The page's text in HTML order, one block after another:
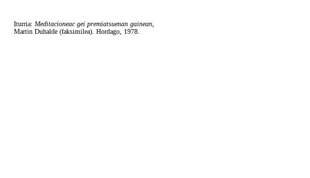
Iturria: Meditacioneac gei premiatsuenan gainean
Martin Duhalde (faksimilea). Hordago, 1978.